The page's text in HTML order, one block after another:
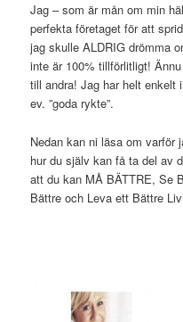
Jag – som är mån om min
perfekta företaget för att
jag skulle ALDRIG drömma
inte är 100% tillförlitligt!
till andra! Jag har helt enkelt
ev. ”goda rykte”.
Nedan kan ni läsa om varför
hur du själv kan få ta del av
att du kan MÅ BÄTTRE, Se
Bättre och Leva ett Bättre